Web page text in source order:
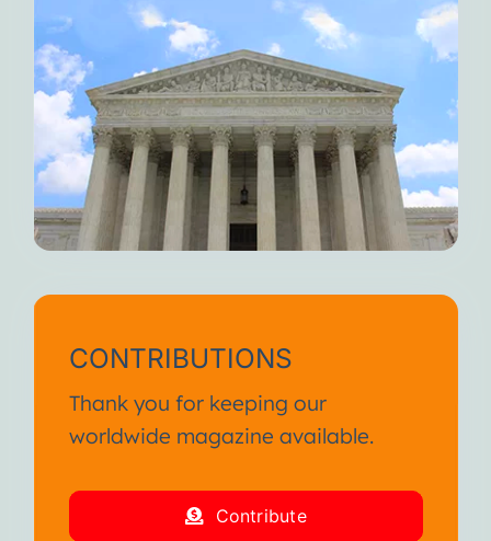
CONTRIBUTIONS
Thank you for keeping our
worldwide magazine available.
Contribute